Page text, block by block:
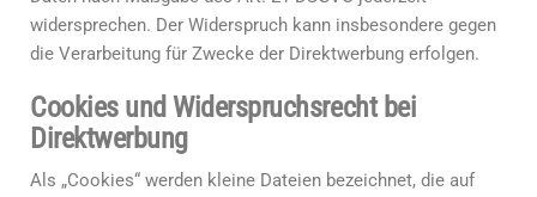
widersprechen. Der Widerspruch kann insbesondere gegen
die Verarbeitung für Zwecke der Direktwerbung erfolgen.
Cookies und Widerspruchsrecht bei
Direktwerbung
Als „Cookies“ werden kleine Dateien bezeichnet, die auf